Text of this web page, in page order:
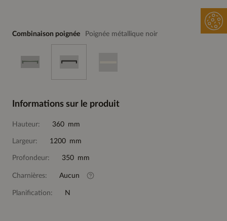
Combinaison poignée Poignée métallique noir
Informations sur le produit
Hauteur: 360 mm
Largeur: 1200 mm
Profondeur: 350 mm
Charnières: Aucun
Planification: N